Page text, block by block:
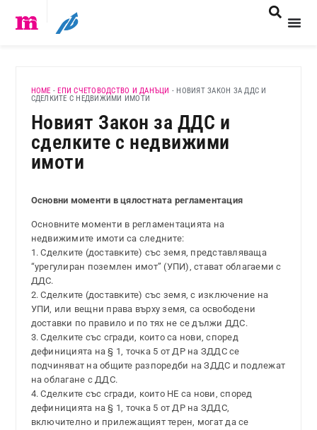
HOME - ЕПИ СЧЕТОВОДСТВО И ДАНЪЦИ - НОВИЯТ ЗАКОН ЗА ДДС И
СДЕЛКИТЕ С НЕДВИЖИМИ ИМОТИ
Новият Закон за ДДС и
сделките с недвижими
имоти
Основни моменти в цялостната регламентация
Основните моменти в регламентацията на
недвижимите имоти са следните:
1. Сделките (доставките) със земя, представляваща
“урегулиран поземлен имот” (УПИ), стават облагаеми с
ДДС.
2. Сделките (доставките) със земя, с изключение на
УПИ, или вещни права върху земя, са освободени
доставки по правило и по тях не се дължи ДДС.
3. Сделките със сгради, които са нови, според
дефиницията на § 1, точка 5 от ДР на ЗДДС се
подчиняват на общите разпоредби на ЗДДС и подлежат
на облагане с ДДС.
4. Сделките със сгради, които НЕ са нови, според
дефиницията на § 1, точка 5 от ДР на ЗДДС,
включително и прилежащият терен, могат да се